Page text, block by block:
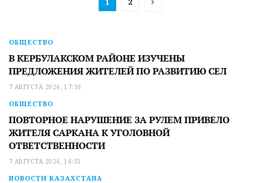
ОБЩЕСТВО
В КЕРБУЛАКСКОМ РАЙОНЕ ИЗУЧЕНЫ
ПРЕДЛОЖЕНИЯ ЖИТЕЛЕЙ ПО РАЗВИТИЮ СЕЛ
7 АВГУСТА 2026, 17:36
ОБЩЕСТВО
ПОВТОРНОЕ НАРУШЕНИЕ ЗА РУЛЕМ ПРИВЕЛО
ЖИТЕЛЯ САРКАНА К УГОЛОВНОЙ
ОТВЕТСТВЕННОСТИ
7 АВГУСТА 2026, 16:51
НОВОСТИ КАЗАХСТАНА